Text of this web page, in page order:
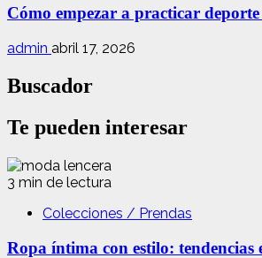
Cómo empezar a practicar
admin abril 17, 2026
Buscador
Te pueden interesar
3 min de lectura
Colecciones / Prendas
Ropa íntima con estilo: tendencias